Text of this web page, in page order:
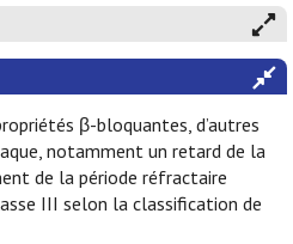
β-bloquantes, d’autres
notamment un retard de la
de la période réfractaire
III selon la classification de